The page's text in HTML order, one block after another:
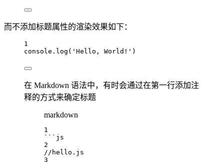
而不添加标题属性的渲染效果如下：
1
console . log ( 'Hello, World!' )
在 Markdown 语法中，有时会通过在第一行添加注
释的方式来确定标题
markdown
1
```js
2
//hello.js
3